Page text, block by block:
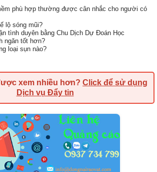
phù hợp thường được cân nhắc cho người có
lộ sóng mũi?
tình duyên bằng Chu Dịch Dự Đoán Học
ngăn tốt hơn?
loại sụn nào?
xem nhiều hơn? Click để sử dụng
Dịch vụ Đẩy tin